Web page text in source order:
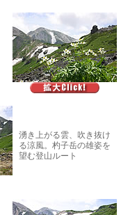
湧き上がる雲、吹き抜け
る涼風。杓子岳の雄姿を
望む登山ルート